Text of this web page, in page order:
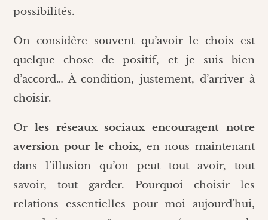
possibilités.
On considère souvent qu’avoir le choix est
quelque chose de positif, et je suis bien
d’accord… À condition, justement, d’arriver à
choisir.
Orles réseaux sociaux encouragent notre
aversion pour le choix, en nous maintenant
dans l’illusion qu’on peut tout avoir, tout
savoir, tout garder. Pourquoi choisir les
relations essentielles pour moi aujourd’hui,